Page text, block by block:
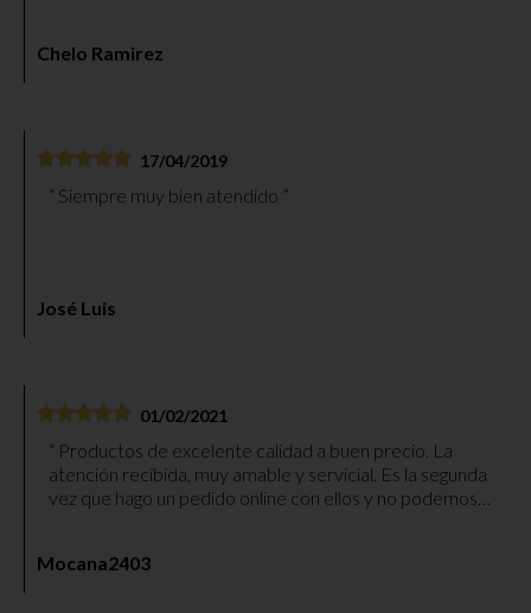
Chelo Ramirez
17/04/2019
Siempre muy bien atendido
José Luis
01/02/2021
atención recibida, muy amable y servicial. Es la segunda
vez que hago un pedido online con ellos y no podemos
Mocana2403